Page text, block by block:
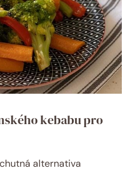
kebabu pro
alternativa